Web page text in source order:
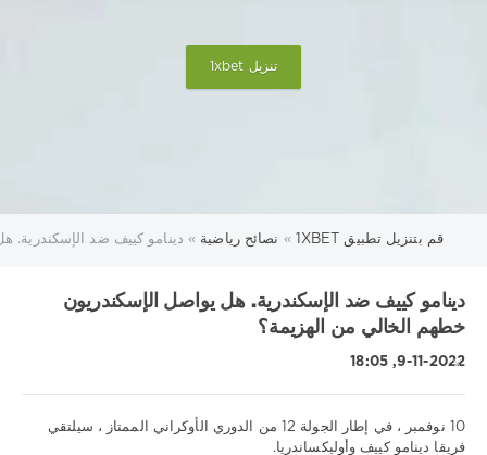
تنزيل 1xbet
قم بتنزيل تطبيق 1XBET » نصائح رياضية » دينامو كييف ضد الإسكندرية.
دينامو كييف ضد الإسكندرية. هل يواصل الإسكندريون
خطهم الخالي من الهزيمة؟
9-11-2022, 18:05
10 نوفمبر ، في إطار الجولة 12 من الدوري الأوكراني الممتاز ، سيلتقي
فريقا دينامو كييف وأوليكساندريا.